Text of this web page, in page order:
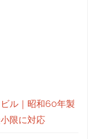
ル｜昭和60年製
限に対応